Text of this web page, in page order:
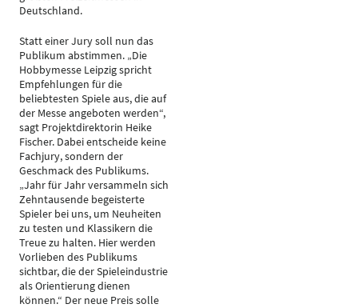
Deutschland.
Statt einer Jury soll nun das
Publikum abstimmen. „Die
Hobbymesse Leipzig spricht
Empfehlungen für die
beliebtesten Spiele aus, die auf
der Messe angeboten werden“,
sagt Projektdirektorin Heike
Fischer. Dabei entscheide keine
Fachjury, sondern der
Geschmack des Publikums.
„Jahr für Jahr versammeln sich
Zehntausende begeisterte
Spieler bei uns, um Neuheiten
zu testen und Klassikern die
Treue zu halten. Hier werden
Vorlieben des Publikums
sichtbar, die der Spieleindustrie
als Orientierung dienen
können.“ Der neue Preis solle